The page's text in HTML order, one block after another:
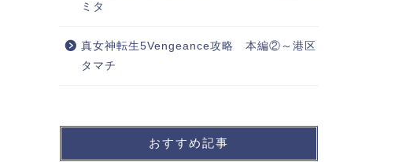
ミタ
真女神転生5Vengeance攻略 本編②～港区
タマチ
おすすめ記事